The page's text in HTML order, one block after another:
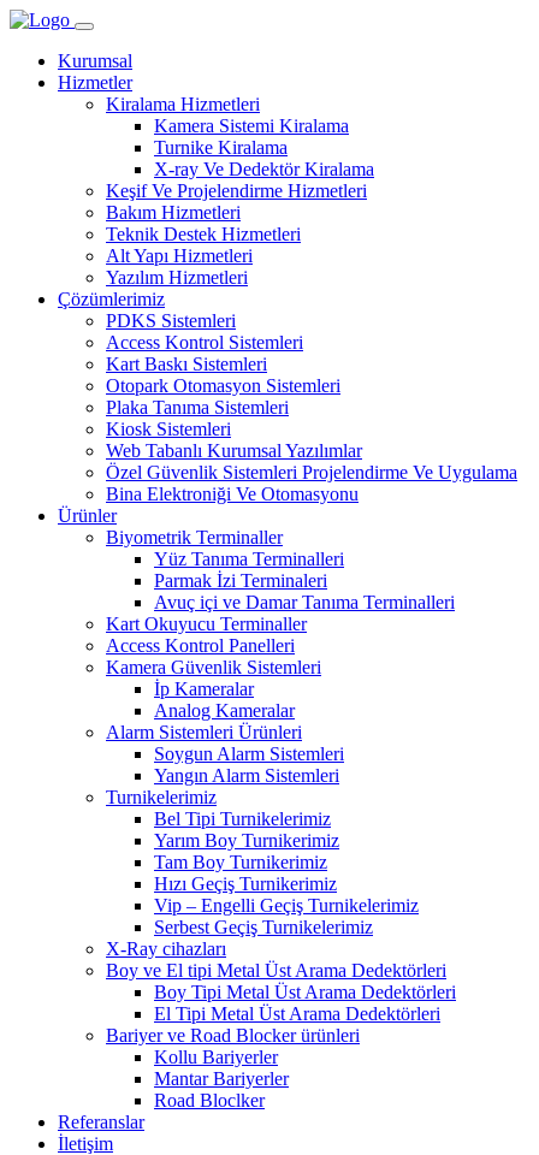
Kurumsal
Hizmetler
Kiralama Hizmetleri
Kamera Sistemi Kiralama
Turnike Kiralama
X-ray Ve Dedektör Kiralama
Keşif Ve Projelendirme Hizmetleri
Bakım Hizmetleri
Teknik Destek Hizmetleri
Alt Yapı Hizmetleri
Yazılım Hizmetleri
Çözümlerimiz
PDKS Sistemleri
Access Kontrol Sistemleri
Kart Baskı Sistemleri
Otopark Otomasyon Sistemleri
Plaka Tanıma Sistemleri
Kiosk Sistemleri
Web Tabanlı Kurumsal Yazılımlar
Özel Güvenlik Sistemleri Projelendirme Ve Uygulama
Bina Elektroniği Ve Otomasyonu
Ürünler
Biyometrik Terminaller
Yüz Tanıma Terminalleri
Parmak İzi Terminaleri
Avuç içi ve Damar Tanıma Terminalleri
Kart Okuyucu Terminaller
Access Kontrol Panelleri
Kamera Güvenlik Sistemleri
İp Kameralar
Analog Kameralar
Alarm Sistemleri Ürünleri
Soygun Alarm Sistemleri
Yangın Alarm Sistemleri
Turnikelerimiz
Bel Tipi Turnikelerimiz
Yarım Boy Turnikerimiz
Tam Boy Turnikerimiz
Hızı Geçiş Turnikerimiz
Vip – Engelli Geçiş Turnikelerimiz
Serbest Geçiş Turnikelerimiz
X-Ray cihazları
Boy ve El tipi Metal Üst Arama Dedektörleri
Boy Tipi Metal Üst Arama Dedektörleri
El Tipi Metal Üst Arama Dedektörleri
Bariyer ve Road Blocker ürünleri
Kollu Bariyerler
Mantar Bariyerler
Road Bloclker
Referanslar
İletişim